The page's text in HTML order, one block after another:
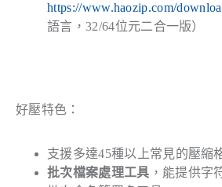
https://www.haozip.com/
語言，32/64位元二合一版）
好壓特色：
支援多達45種以上常見的壓縮
批次檔案處理工具 ，能提供字